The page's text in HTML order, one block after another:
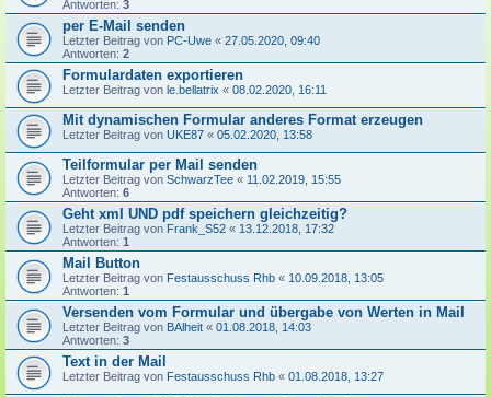
Antworten: 3
per E-Mail senden
Letzter Beitrag von PC-Uwe « 27.05.2020, 09:40
Antworten: 2
Formulardaten exportieren
Letzter Beitrag von le.bellatrix « 08.02.2020, 16:11
Mit dynamischen Formular anderes Format erzeugen
Letzter Beitrag von UKE87 « 05.02.2020, 13:58
Teilformular per Mail senden
Letzter Beitrag von SchwarzTee « 11.02.2019, 15:55
Antworten: 6
Geht xml UND pdf speichern gleichzeitig?
Letzter Beitrag von Frank_S52 « 13.12.2018, 17:32
Antworten: 1
Mail Button
Letzter Beitrag von Festausschuss Rhb « 10.09.2018, 13:05
Antworten: 1
Versenden vom Formular und übergabe von Werten in Mail
Letzter Beitrag von BAlheit « 01.08.2018, 14:03
Antworten: 3
Text in der Mail
Letzter Beitrag von Festausschuss Rhb « 01.08.2018, 13:27